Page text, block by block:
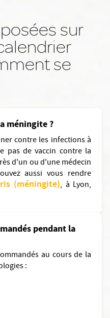
sur
se
méningite ?
contre les infections à
pas de vaccin contre la
d'un ou d'une médecin
aussi vous rendre
(méningite), à Lyon,
pendant la
au cours de la
: